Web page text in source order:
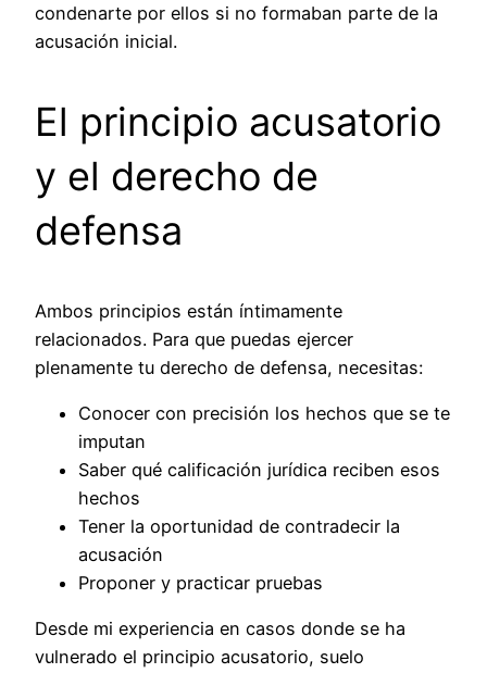
condenarte por ellos si no formaban parte de la
acusación inicial.
El principio acusatorio
y el derecho de
defensa
Ambos principios están íntimamente
relacionados. Para que puedas ejercer
plenamente tu derecho de defensa, necesitas:
Conocer con precisión los hechos que se te
imputan
Saber qué calificación jurídica reciben esos
hechos
Tener la oportunidad de contradecir la
acusación
Proponer y practicar pruebas
Desde mi experiencia en casos donde se ha
vulnerado el principio acusatorio, suelo